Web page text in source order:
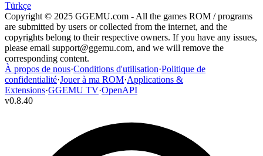
Türkçe
Copyright © 2025 GGEMU.com - All the games ROM / programs
are submitted by users or collected from the internet, and the
copyrights belong to their respective owners. If you have any issues,
please email support@ggemu.com, and we will remove the
corresponding content.
À propos de nous·Conditions d'utilisation·Politique de
confidentialité·Jouer à ma ROM·Applications &
Extensions·GGEMU TV·OpenAPI
v0.8.40